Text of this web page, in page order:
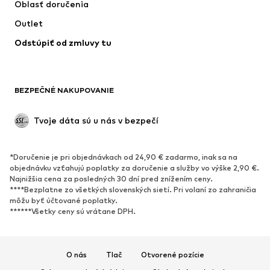
Oblasť doručenia
Outlet
Odstúpiť od zmluvy tu
BEZPEČNÉ NAKUPOVANIE
Tvoje dáta sú u nás v bezpečí
*Doručenie je pri objednávkach od 24,90 € zadarmo, inak sa na
objednávku vzťahujú poplatky za doručenie a služby vo výške 2,90 €.
Najnižšia cena za posledných 30 dní pred znížením ceny.
****Bezplatne zo všetkých slovenských sietí. Pri volaní zo zahraničia
môžu byť účtované poplatky.
******Všetky ceny sú vrátane DPH.
O nás Tlač
Otvorené pozície